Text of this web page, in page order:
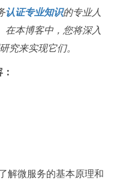
认证专业知识的专业人
在本博客中，您将深入
究来实现它们。
解微服务的基本原理和